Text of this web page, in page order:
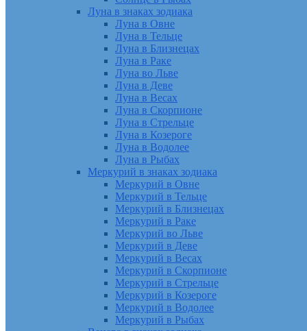
Луна в знаках зодиака
Луна в Овне
Луна в Тельце
Луна в Близнецах
Луна в Раке
Луна во Льве
Луна в Деве
Луна в Весах
Луна в Скорпионе
Луна в Стрельце
Луна в Козероге
Луна в Водолее
Луна в Рыбах
Меркурий в знаках зодиака
Меркурий в Овне
Меркурий в Тельце
Меркурий в Близнецах
Меркурий в Раке
Меркурий во Льве
Меркурий в Деве
Меркурий в Весах
Меркурий в Скорпионе
Меркурий в Стрельце
Меркурий в Козероге
Меркурий в Водолее
Меркурий в Рыбах